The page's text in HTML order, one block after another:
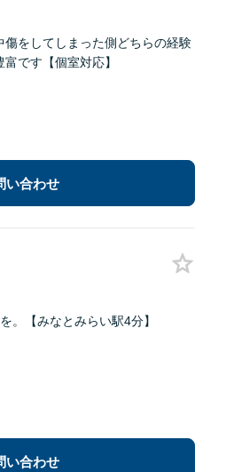
傷をしてしまった側どちらの経験
です【個室対応】
い合わせ
。【みなとみらい駅4分】
い合わせ